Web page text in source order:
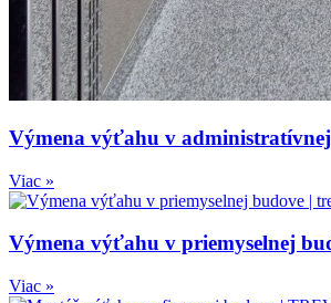
Výmena výťahu v
Viac »
Výmena výťahu v priemyselnej
Viac »